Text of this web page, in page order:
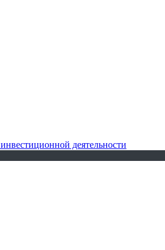
деятельности